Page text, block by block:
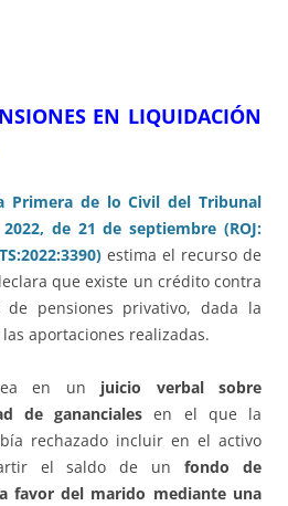
EN LIQUIDACIÓN
Primera de lo Civil del Tribunal
de 21 de septiembre (ROJ:
estima el recurso de
que existe un crédito contra
pensiones privativo, dada la
aportaciones realizadas.
en un juicio verbal sobre
de gananciales en el que la
rechazado incluir en el activo
el saldo de unfondo de
favor del marido mediante una